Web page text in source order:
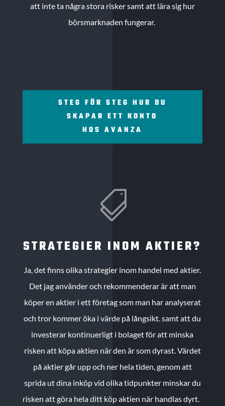
att inte ta några stora risker samt att lära sig hur
börsmarknaden fungerar.
STEG FÖR STEG HUR DU
SKAPAR ETT KONTO
HOS AVANZA

STRATEGIER INOM AKTIER?
Ja, det finns olika strategier inom handel med aktier.
Det jag använder och rekommenderar är att man
köper en aktier i ett företag som man har analyserat
och tror kommer öka i värde på långsikt. samt att du
investerar kontinuerligt i bolaget för att minska
risken att köpa aktien när den är som dyrast. Värdet
på aktier går upp och ner hela tiden, genom att
sprida ut dina inköp vid olika tidpunkter minskar du
risken att göra hela ditt köp aktien när handlas dyrt.